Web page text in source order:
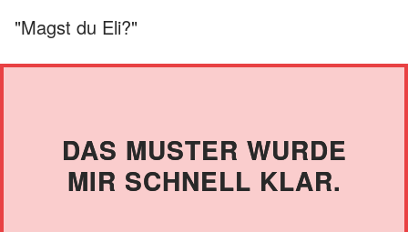
"Magst du Eli?"
DAS MUSTER WURDE
MIR SCHNELL KLAR.